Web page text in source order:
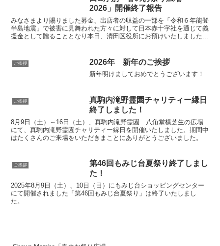
2026」開催終了報告
みなさまより賜りました募金、出店者の収益の一部を「令和６年能登
半島地震」で被害に見舞われた方々に対して日本赤十字社を通じて義
援金として贈ることとなり本日、清田区役所にお預けいたしました。
対して日本赤十字社を通じて義援金として贈ることとなり本日、厚別
区役所にお預けいたしました。厚別開催義援金総額 72,498円
ご挨拶 2026年 新年のご挨拶
新年明けましておめでとうございます！
ご挨拶
真駒内滝野霊園チャリティー縁日
終了しました！
8月9日（土）～16日（土）、真駒内滝野霊園 八角堂横芝生の広場
にて、真駒内滝野霊園チャリティー縁日を開催いたしました。期間中
はたくさんのご来場をいただきまことにありがとうございました。
ご挨拶
第46回もみじ台夏祭り終了しまし
た！
2025年8月9日（土）、10日（日）にもみじ台ショッピングセンター
にて開催されました「第46回もみじ台夏祭り」は終了いたしまし
た。